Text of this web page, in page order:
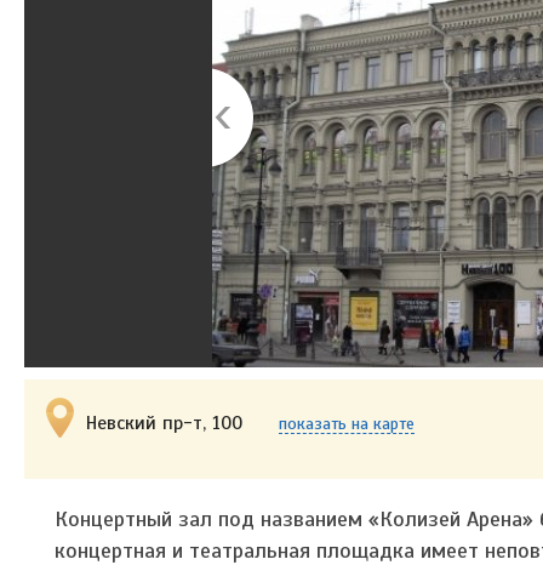
Невский пр-т, 100 показать на карте
Концертный зал под названием «Колизей
концертная и театральная площадка имеет